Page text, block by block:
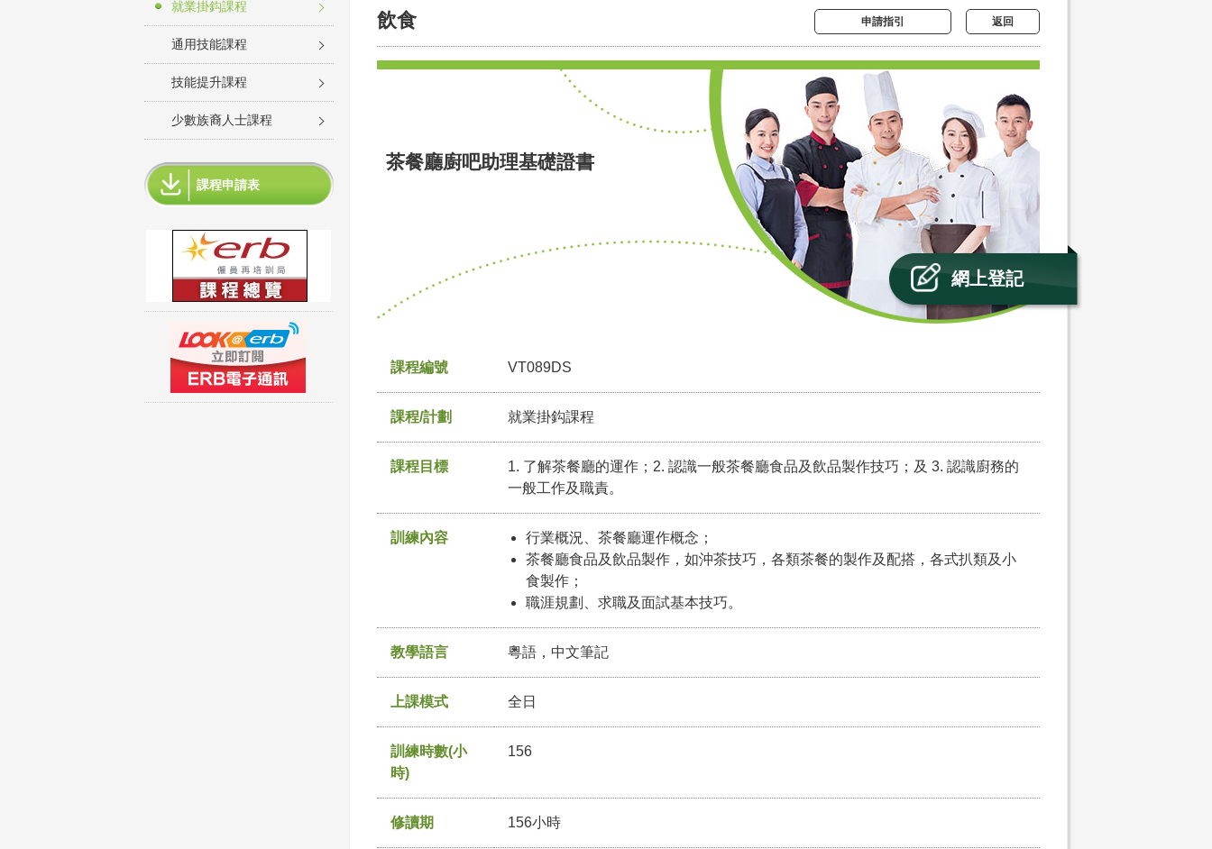
就業掛鈎課程
通用技能課程
技能提升課程
少數族裔人士課程
課程申請表
飲食 申請指引 返回
茶餐廳廚吧助理基礎證書
網上登記
課程編號 VT089DS
課程/計劃 就業掛鈎課程
課程目標
1. 了解茶餐廳的運作；2. 認識一般茶餐廳食品及飲品製作技巧；及 3. 認識廚務的
一般工作及職責。
訓練內容
行業概況、茶餐廳運作概念；
茶餐廳食品及飲品製作，如沖茶技巧，各類茶餐的製作及配搭，各式扒類及小
食製作；
職涯規劃、求職及面試基本技巧。
教學語言 粵語，中文筆記
上課模式 全日
訓練時數(小
時)
156
修讀期 156小時